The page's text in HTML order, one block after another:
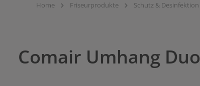
Home Friseurprodukte Schutz & Desinfektion
Comair Umhang